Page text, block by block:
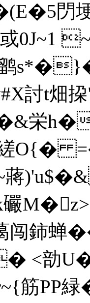
閁
0J~1
t畑挅"
h�
O{�
蔣
鈰蝉
<勏
筋PP